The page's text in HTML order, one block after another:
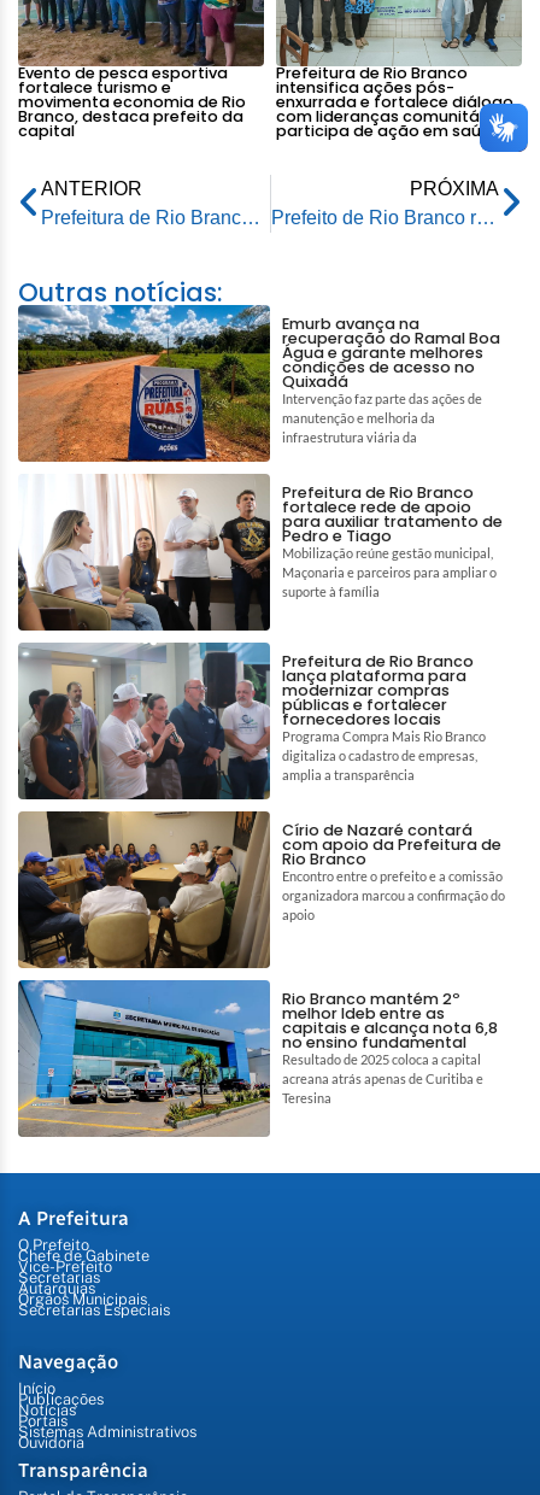
Evento de pesca esportiva
fortalece turismo e
movimenta economia de Rio
Branco, destaca prefeito da
capital
Prefeitura de Rio Branco
intensifica ações pós-
enxurrada e fortalece diálogo
com lideranças comunitárias e
participa de ação em saúde
ANTERIOR
Prefeitura de Rio Branco celebra formatura dos alunos da escola Anita dos Santos Jangles
PRÓXIMA
Prefeito de Rio Branco recebe homenagem do sindicato das costureiras pelo apoio dado ao setor
Outras notícias:
Emurb avança na
recuperação do Ramal Boa
Água e garante melhores
condições de acesso no
Quixadá
Intervenção faz parte das ações de
manutenção e melhoria da
infraestrutura viária da
Prefeitura de Rio Branco
fortalece rede de apoio
para auxiliar tratamento de
Pedro e Tiago
Mobilização reúne gestão municipal,
Maçonaria e parceiros para ampliar o
suporte à família
Prefeitura de Rio Branco
lança plataforma para
modernizar compras
públicas e fortalecer
fornecedores locais
Programa Compra Mais Rio Branco
digitaliza o cadastro de empresas,
amplia a transparência
Círio de Nazaré contará
com apoio da Prefeitura de
Rio Branco
Encontro entre o prefeito e a comissão
organizadora marcou a confirmação do
apoio
Rio Branco mantém 2º
melhor Ideb entre as
capitais e alcança nota 6,8
no ensino fundamental
Resultado de 2025 coloca a capital
acreana atrás apenas de Curitiba e
Teresina
A Prefeitura
O Prefeito
Chefe de Gabinete
Vice-Prefeito
Secretarias
Autarquias
Órgãos Municipais
Secretarias Especiais
Navegação
Início
Publicações
Notícias
Portais
Sistemas Administrativos
Ouvidoria
Transparência